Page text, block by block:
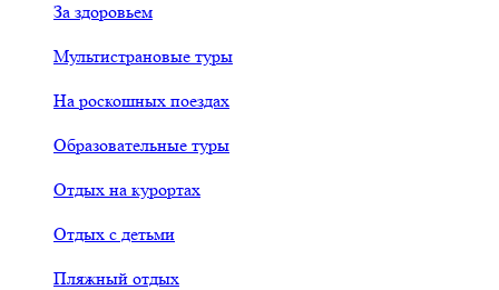
За здоровьем
Мультистрановые туры
На роскошных поездах
Образовательные туры
Отдых на курортах
Отдых с детьми
Пляжный отдых